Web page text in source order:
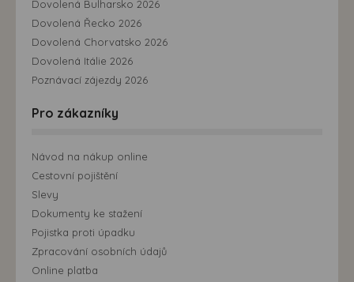
Dovolená Bulharsko 2026
Dovolená Řecko 2026
Dovolená Chorvatsko 2026
Dovolená Itálie 2026
Poznávací zájezdy 2026
Pro zákazníky
Návod na nákup online
Cestovní pojištění
Slevy
Dokumenty ke stažení
Pojistka proti úpadku
Zpracování osobních údajů
Online platba